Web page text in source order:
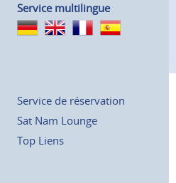
Service multilingue
Service de réservation
Sat Nam Lounge
Top Liens